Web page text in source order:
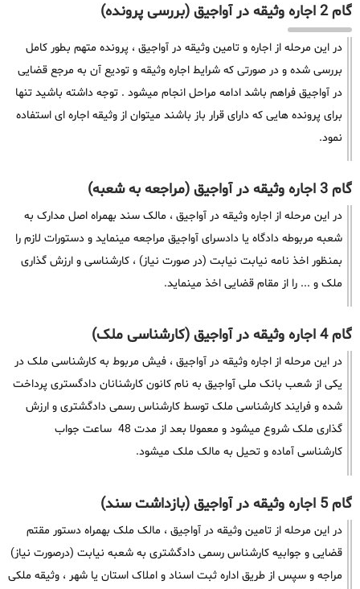
گام 2 اجاره وثیقه در آواجیق (بررسی پرونده)
در این مرحله از اجاره و تامین وثیقه در آواجیق ، پرونده متهم بطور کامل
بررسی شده و در صورتی که شرایط اجاره وثیقه و تودیع آن به مرجع قضایی
در آواجیق فراهم باشد ادامه مراحل انجام میشود . توجه داشته باشید تنها
برای پرونده هایی که دارای قرار باز باشند میتوان از وثیقه اجاره ای استفاده
نمود.
گام 3 اجاره وثیقه در آواجیق (مراجعه به شعبه)
در این مرحله از اجاره وثیقه در آواجیق ، مالک سند بهمراه اصل مدارک به
شعبه مربوطه دادگاه یا دادسرای آواجیق مراجعه مینماید و دستورات لازم را
بمنظور اخذ نامه نیابت نیابت (در صورت نیاز) ، کارشناسی و ارزش گذاری
ملک و ... را از مقام قضایی اخذ مینماید.
گام 4 اجاره وثیقه در آواجیق (کارشناسی ملک)
در این مرحله از اجاره وثیقه در آواجیق ، فیش مربوط به کارشناسی ملک در
یکی از شعب بانک ملی آواجیق به نام کانون کارشنانان دادگستری پرداخت
شده و فرایند کارشناسی ملک توسط کارشناس رسمی دادگشتری و ارزش
گذاری ملک شروع میشود و معمولا بعد از مدت 48 ساعت جواب
کارشناسی آماده و تحیل به مالک ملک میشود.
گام 5 اجاره وثیقه در آواجیق (بازداشت سند)
در این مرحله از تامین وثیقه در آواجیق ، مالک ملک بهمراه دستور مقتم
قضایی و جوابیه کارشناس رسمی دادگشتری به شعبه نیابت (درصورت نیاز)
مراجه و سپس از طریق اداره ثبت اسناد و املاک استان یا شهر ، وثیقه ملکی